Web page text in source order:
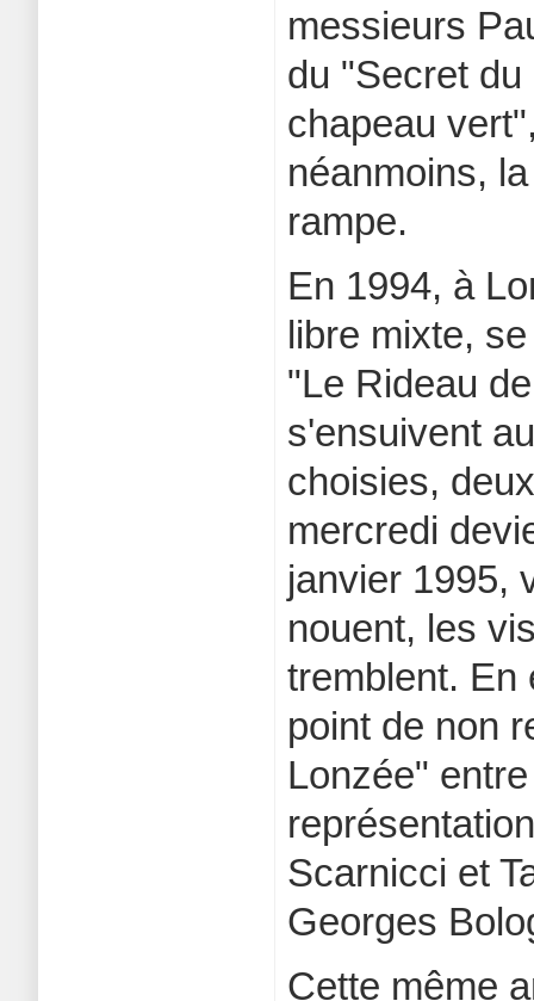
messieurs
du "Secret
chapeau
néanmoins,
rampe.
En 1994, à
libre mixte,
"Le Rideau
s'ensuivent
choisies,
mercredi
janvier 1995,
nouent, les
tremblent. En
point de non
Lonzée"
Scarnicci et
Georges
Cette même